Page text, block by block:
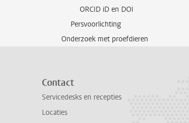
ORCID iD en DOI
Persvoorlichting
Onderzoek met proefdieren
Contact
Servicedesks en recepties
Locaties